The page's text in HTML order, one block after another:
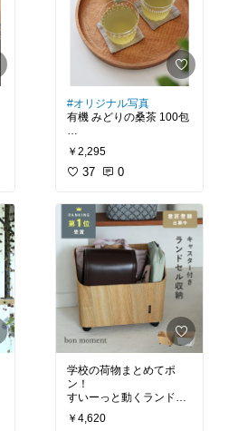
#オリジナル写真
有機 みどりの桑茶 100包
目にも美しいみどりの桑
茶
緑茶のような風味でクセ
ホットはもちろん、
暑い季節は冷やして飲む
のにもぴったり！
ビタミン・ミネラル・食
物繊維など
栄養が豊富なのも魅力
ノンカフェインだから
こどもから大人まで家族
みんなで安心して飲める
よ
￥2,295
37 0
学校の荷物まとめてポ
ン！
すいーっと動くランドセ
ル収納
￥4,620